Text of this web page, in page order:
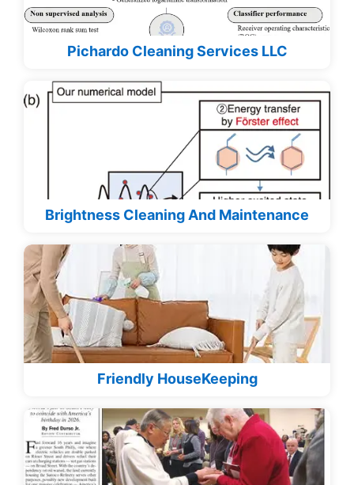
Pichardo Cleaning Services LLC
Brightness Cleaning And Maintenance
Friendly HouseKeeping